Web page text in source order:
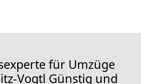
für Umzüge
Vogtl Günstig und